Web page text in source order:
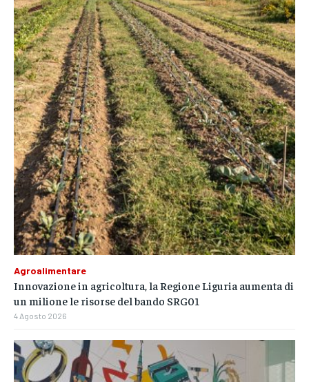
Agroalimentare
Innovazione in agricoltura, la Regione Liguria aumenta di
un milione le risorse del bando SRG01
4 Agosto 2026